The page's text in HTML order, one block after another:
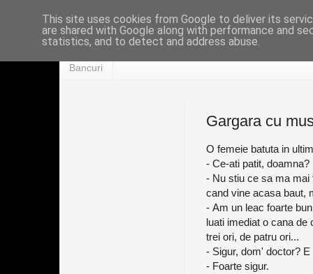
Bancuri
Gargara cu
O femeie batuta in
- Ce-ati patit, doamna?
- Nu stiu ce sa ma mai
cand vine acasa baut,
- Am un leac foarte
luati imediat o cana
trei ori, de patru ori...
- Sigur, dom' doctor?
- Foarte sigur.
This site uses cookies from Google to deliver its
are shared with Google along with performance and
statistics, and to detect and address abuse.